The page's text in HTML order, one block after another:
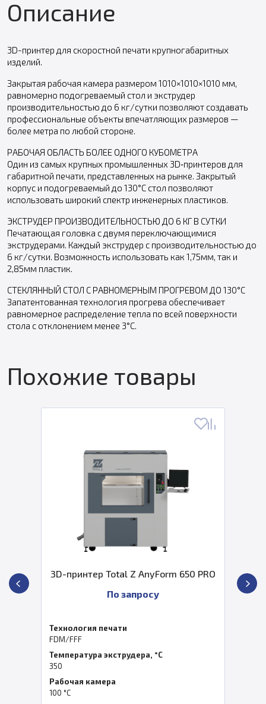
Описание
3D-принтер для скоростной печати крупногабаритных
изделий.
Закрытая рабочая камера размером 1010×1010×1010 мм,
равномерно подогреваемый стол и экструдер
производительностью до 6 кг/сутки позволяют создавать
профессиональные объекты впечатляющих размеров —
более метра по любой стороне.
РАБОЧАЯ ОБЛАСТЬ БОЛЕЕ ОДНОГО КУБОМЕТРА
Один из самых крупных промышленных 3D‑принтеров для
габаритной печати, представленных на рынке. Закрытый
корпус и подогреваемый до 130°С стол позволяют
использовать широкий спектр инженерных пластиков.
ЭКСТРУДЕР ПРОИЗВОДИТЕЛЬНОСТЬЮ ДО 6 КГ В СУТКИ
Печатающая головка с двумя переключающимися
экструдерами. Каждый экструдер с производительностью до
6 кг/сутки. Возможность использовать как 1,75мм, так и
2,85мм пластик.
СТЕКЛЯННЫЙ СТОЛ С РАВНОМЕРНЫМ ПРОГРЕВОМ ДО 130°С
Запатентованная технология прогрева обеспечивает
равномерное распределение тепла по всей поверхности
стола с отклонением менее 3°С.
Похожие товары
3D-принтер Total Z AnyForm 650 PRO
По запросу
Технология печати
FDM/FFF
Температура экструдера, °C
350
Рабочая камера
100 °C